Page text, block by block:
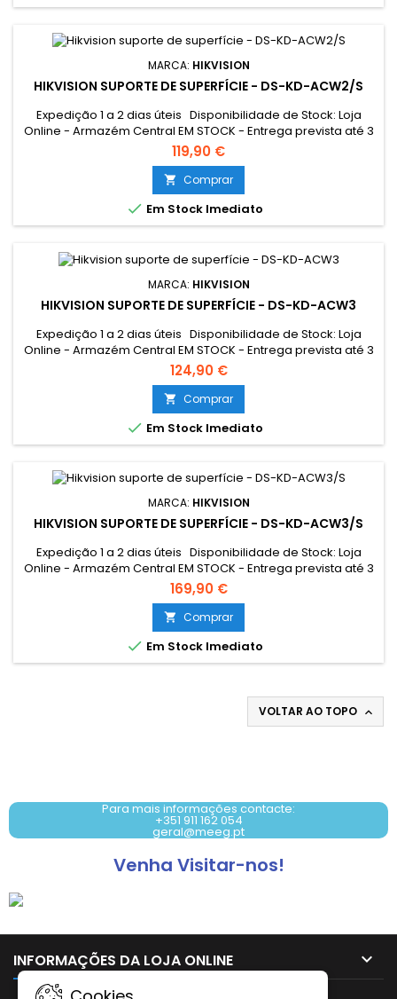
MARCA: HIKVISION
HIKVISION SUPORTE DE SUPERFÍCIE - DS-KD-ACW2/S
Expedição 1 a 2 dias úteis Disponibilidade de Stock: Loja
Online - Armazém Central EM STOCK - Entrega prevista até 3
dias úteis Loja Braga - Rua António Fernandes Ferreira
Gomes EM STOCK
119,90 €
 Comprar
 Em Stock Imediato
MARCA: HIKVISION
HIKVISION SUPORTE DE SUPERFÍCIE - DS-KD-ACW3
Expedição 1 a 2 dias úteis Disponibilidade de Stock: Loja
Online - Armazém Central EM STOCK - Entrega prevista até 3
dias úteis Loja Braga - Rua António Fernandes Ferreira
Gomes EM STOCK
124,90 €
 Comprar
 Em Stock Imediato
MARCA: HIKVISION
HIKVISION SUPORTE DE SUPERFÍCIE - DS-KD-ACW3/S
Expedição 1 a 2 dias úteis Disponibilidade de Stock: Loja
Online - Armazém Central EM STOCK - Entrega prevista até 3
dias úteis Loja Braga - Rua António Fernandes Ferreira
Gomes EM STOCK
169,90 €
 Comprar
 Em Stock Imediato
VOLTAR AO TOPO 
Para mais informações contacte:
+351 911 162 054
geral@meeg.pt
Venha Visitar-nos!
INFORMAÇÕES DA LOJA ONLINE 